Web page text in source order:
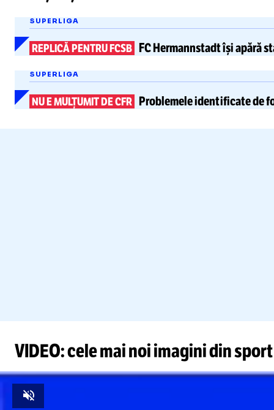
SUPERLIGA
REPLICĂ PENTRU FCSB FC Hermannstadtîși apără
SUPERLIGA
NU E MULȚUMIT DE CFR Problemele identificate de
VIDEO: cele mai noi imagini din sport
Unmute